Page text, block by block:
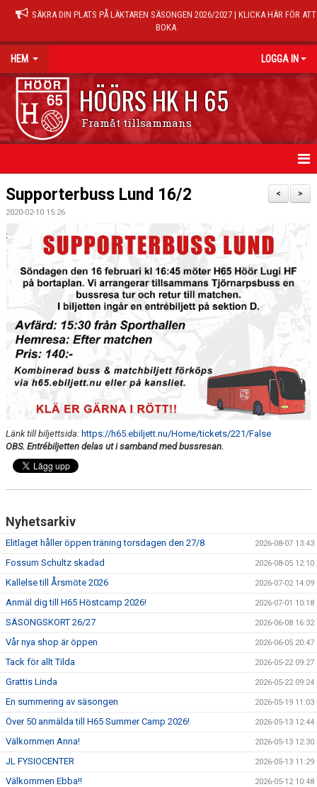
SÄKRA DIN PLATS PÅ LÄKTAREN SÄSONGEN 2026/2027 | KLICKA HÄR FÖR ATT
BOKA
HEM LOGGA IN
HÖÖRS HK H 65
Framåt tillsammans
HEM
NYHETER
KALENDER
MATCHER
TRÄNINGSTIDER
MEDLEMSAVGIFTER 2026/2027
USM
HANDBOLLSAKADEMIN
JL FYSIOCENTER
IDROTTSFÖRSÄKRINGAR
>
<
Supporterbuss Lund 16/2
2020-02-10 15:26
Länk till biljettsida: https://h65.ebiljett.nu/Home/tickets/221/False
OBS. Entrébiljetten delas ut i samband med bussresan.
Nyhetsarkiv
Elitlaget håller öppen träning torsdagen den 27/8 2026-08-07 13:43
Fossum Schultz skadad 2026-08-05 12:10
Kallelse till Årsmöte 2026 2026-07-02 14:09
Anmäl dig till H65 Höstcamp 2026! 2026-07-01 10:18
SÄSONGSKORT 26/27 2026-06-08 16:32
Vår nya shop är öppen 2026-06-05 20:47
Tack för allt Tilda 2026-05-22 09:27
Grattis Linda 2026-05-22 09:24
En summering av säsongen 2026-05-19 11:03
Över 50 anmälda till H65 Summer Camp 2026! 2026-05-13 12:44
Välkommen Anna! 2026-05-13 12:30
JL FYSIOCENTER 2026-05-13 11:29
Välkommen Ebba!! 2026-05-12 10:48